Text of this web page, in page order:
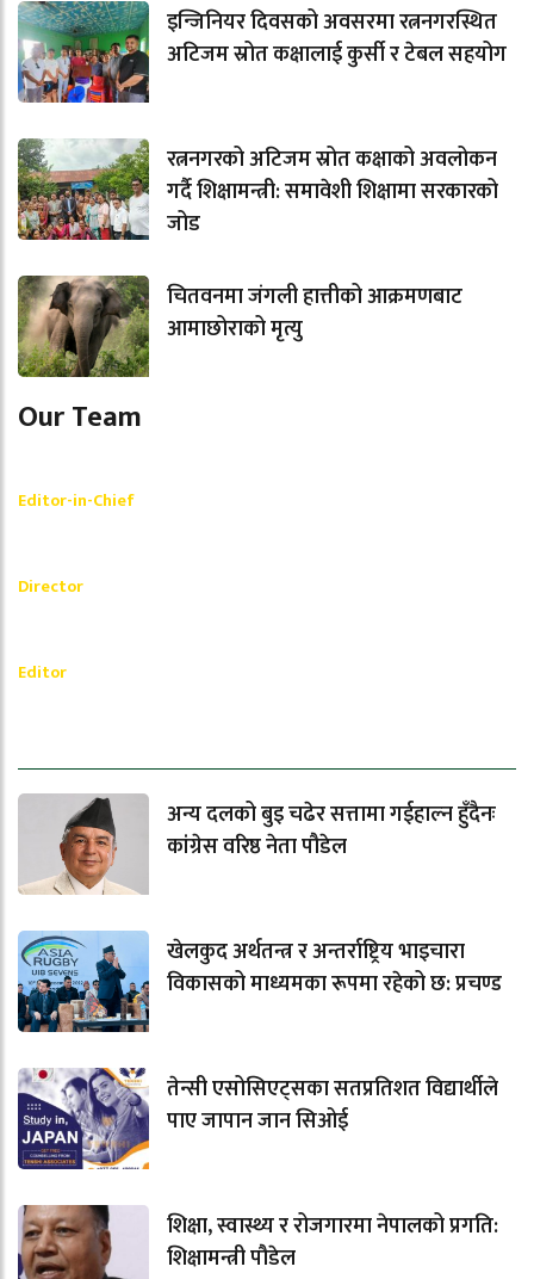
इन्जिनियर दिवसको अवसरमा रत्ननगरस्थित
अटिजम स्रोत कक्षालाई कुर्सी र टेबल सहयोग
रत्ननगरको अटिजम स्रोत कक्षाको अवलोकन
गर्दै शिक्षामन्त्री: समावेशी शिक्षामा सरकारको
जोड
चितवनमा जंगली हात्तीको आक्रमणबाट
आमाछोराको मृत्यु
Our Team
Editor-in-Chief
Director
Editor
अन्य दलको बुइ चढेर सत्तामा गईहाल्न हुँदैनः
कांग्रेस वरिष्ठ नेता पौडेल
खेलकुद अर्थतन्त्र र अन्तर्राष्ट्रिय भाइचारा
विकासको माध्यमका रूपमा रहेको छ: प्रचण्ड
तेन्सी एसोसिएट्सका सतप्रतिशत विद्यार्थीले
पाए जापान जान सिओई
शिक्षा, स्वास्थ्य र रोजगारमा नेपालको प्रगति:
शिक्षामन्त्री पौडेल